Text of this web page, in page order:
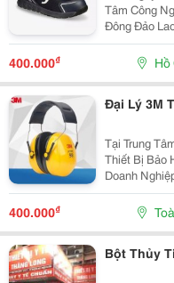
Tâm Công
Đông Đảo
Nghiệp. Điều
Càng Được
400.000₫ Hồ
Đại Lý 3M
Tại Trung
Thiết Bị Bảo
Doanh
Lao Động.
Đơn Vị
400.000₫
Bột Thủy